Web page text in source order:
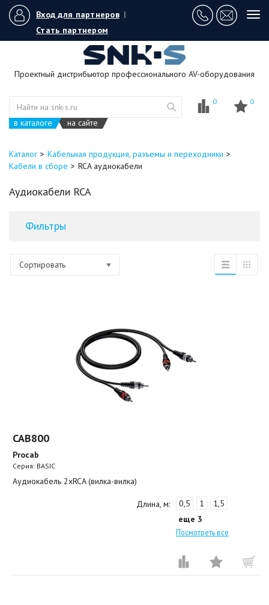
Вход для партнеров |
Стать партнером
Проектный дистрибьютор профессионального AV-оборудования
в каталоге на сайте
0 0
Каталог
Кабельная продукция, разъемы и переходники
Кабели в сборе
RCA аудиокабели
Аудиокабели RCA
Фильтры
Сортировать
CAB800
Procab
Серия: BASIC
Аудиокабель 2хRCA (вилка-вилка)
Длина, м: 0,5 1
1,5
еще 3
Посмотреть все